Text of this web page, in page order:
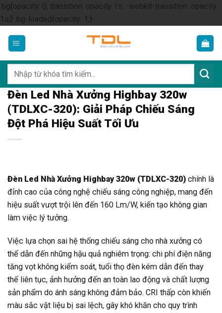
.bg{opacity: 0; transition: opacity 1s; -webkit-transition: opacity
1s;} .bg-loaded{opacity: 1;}Skip
content
kiếm:
Đèn Led Nhà Xưởng Highbay 320w
(TDLXC-320): Giải Pháp Chiếu Sáng
Đột Phá Hiệu Suất Tối Ưu
Đèn Led Nhà Xưởng Highbay 320w (TDLXC-320) chính là
đỉnh cao của công nghệ chiếu sáng công nghiệp, mang đến
hiệu suất vượt trội lên đến 160 Lm/W, kiến tạo không gian
làm việc lý tưởng.
Việc lựa chọn sai hệ thống chiếu sáng cho nhà xưởng có
thể dẫn đến những hậu quả nghiêm trọng: chi phí điện năng
tăng vọt không kiểm soát, tuổi thọ đèn kém dẫn đến thay
thế liên tục, ảnh hưởng đến an toàn lao động và chất lượng
sản phẩm do ánh sáng không đảm bảo. CRI thấp còn khiến
màu sắc vật liệu bị sai lệch, gây khó khăn cho quy trình